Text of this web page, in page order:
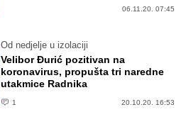
06.11.20. 07:45
Od nedjelje u izolaciji
Velibor Đurić pozitivan na
koronavirus, propušta tri naredne
utakmice Radnika
1 20.10.20. 16:53